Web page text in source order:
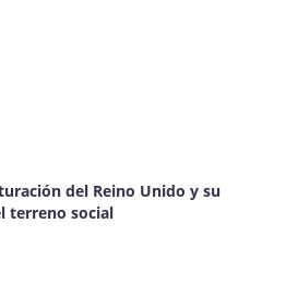
del Reino Unido y su
terreno social